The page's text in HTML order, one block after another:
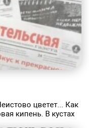
цветет... Как
кипень. В кустах